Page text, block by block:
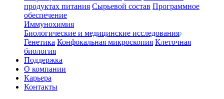
продуктах питания Сырьевой состав Программное
обеспечение
Иммунохимия
Биологические и медицинские исследования
Генетика Конфокальная микроскопия Клеточная
биология
Поддержка
О компании
Карьера
Контакты